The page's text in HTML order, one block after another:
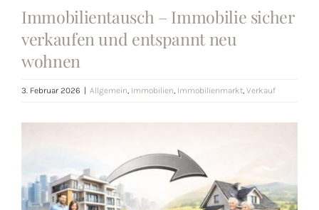
Immobilientausch – Immobilie sicher
verkaufen und entspannt neu
wohnen
3. Februar 2026 Allgemein, Immobilien, Immobilienmarkt, Verkauf